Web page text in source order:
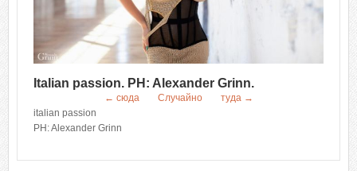
Italian passion. PH: Alexander Grinn.
← сюда Случайно
туда →
italian passion
PH: Alexander Grinn